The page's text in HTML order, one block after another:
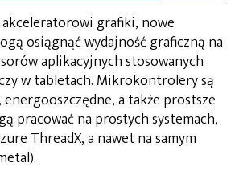
grafiki, nowe
osiągnąć wydajność graficzną na
aplikacyjnych stosowanych
w tabletach. Mikrokontrolery są
a także prostsze
pracować na prostych systemach,
ThreadX, a nawet na samym